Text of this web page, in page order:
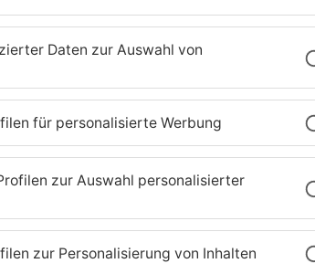
sich Zugang zu einem
an der Außentür und flüchteten.